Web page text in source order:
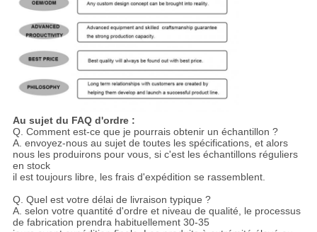
Au sujet du FAQ d'ordre :
Q. Comment est-ce que je pourrais obtenir un échantillon ?
A. envoyez-nous au sujet de toutes les spécifications, et alors
nous les produirons pour vous, si c'est les échantillons réguliers
en stock
il est toujours libre, les frais d'expédition se rassemblent.
Q. Quel est votre délai de livraison typique ?
A. selon votre quantité d'ordre et niveau de qualité, le processus
de fabrication prendra habituellement 30-35